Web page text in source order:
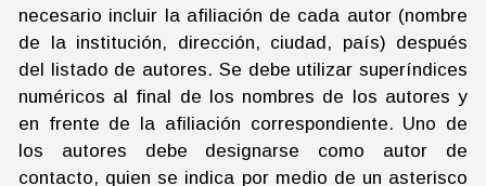
necesario incluir la afiliación de cada autor (nombre
de la institución, dirección, ciudad, país) después
del listado de autores. Se debe utilizar superíndices
numéricos al final de los nombres de los autores y
en frente de la afiliación correspondiente. Uno de
los autores debe designarse como autor de
contacto, quien se indica por medio de un asterisco